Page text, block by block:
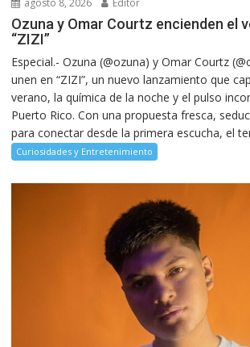
Ozuna y Omar Courtz encienden el
“ZIZI”
Especial.- Ozuna (@ozuna) y Omar Courtz
unen en “ZIZI”, un nuevo lanzamiento que
verano, la química de la noche y el pulso
Puerto Rico. Con una propuesta fresca,
para conectar desde la primera escucha, el
Curiosidades y Entretenimiento